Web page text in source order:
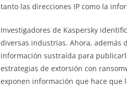
tanto las direcciones IP como la
Investigadores de Kaspersky
diversas industrias. Ahora, además
información sustraída para
estrategias de extorsión con
exponen información que hace que